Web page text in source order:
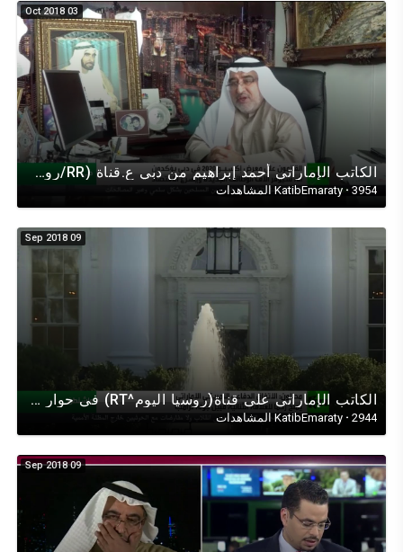
03 Oct 2018
الكاتب الإماراتي أحمد إبراهيم من دبي ع.قناة (RR/روسيا اليوم) في حواراقتصادي عن أبعاد وآفاق إكسبو2020
KatibEmaraty · 3954 المشاهدات
09 Sep 2018
الكاتب الإماراتي على قناة(روسيا اليوم^RT) في حوار عن الإتفاقية الأمنية مع الولايات المتحدة الأمريكية
KatibEmaraty · 2944 المشاهدات
09 Sep 2018